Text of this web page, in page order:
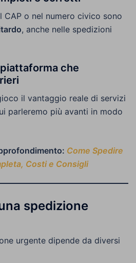
CAP o nel numero civico sono
, anche nelle spedizioni
che
il vantaggio reale di servizi
parleremo più avanti in modo
Come Spedire
Costi e Consigli
spedizione
urgente dipende da diversi